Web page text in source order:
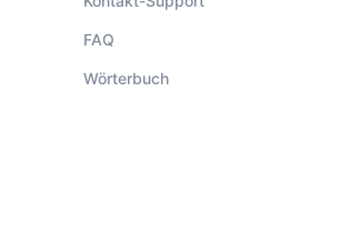
FAQ
Wörterbuch